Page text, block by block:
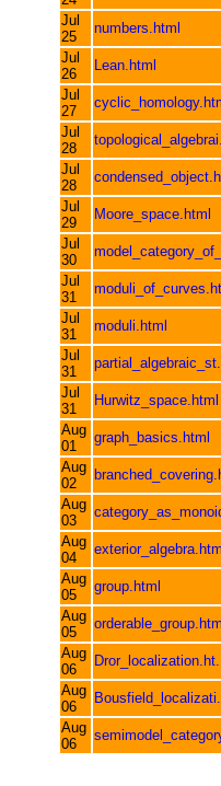
Jul
25
numbers.html
Jul
26
Lean.html
Jul
27
Jul
28
Jul
28
Jul
29
Moore_space.html
Jul
30
Jul
31
Jul
31
moduli.html
Jul
31
Jul
31
Hurwitz_space.html
Aug
01
graph_basics.html
Aug
02
Aug
03
Aug
04
Aug
05
group.html
Aug
05
orderable_group.html
Aug
06
Aug
06
Aug
06